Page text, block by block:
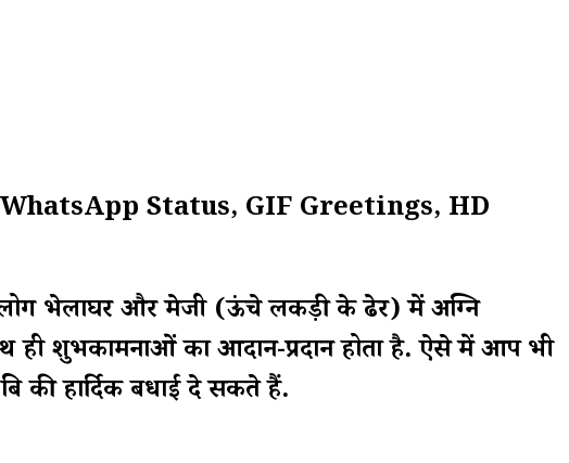
WhatsApp Status, GIF Greetings, HD
लोग भेलाघर और मेजी (ऊंचे लकड़ी के ढेर) में अग्नि
ही शुभकामनाओं का आदान-प्रदान होता है. ऐसे में आप भी
की हार्दिक बधाई दे सकते हैं.